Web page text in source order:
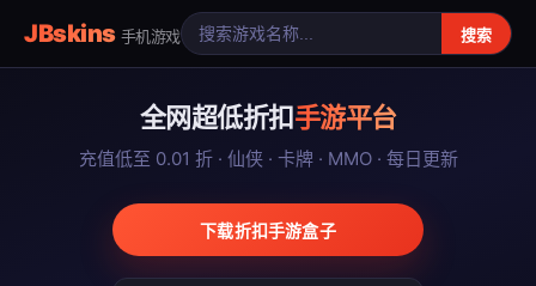
JBskins 手机游戏 搜索
全网超低折扣手游平台
充值低至 0.01 折 · 仙侠 · 卡牌 · MMO · 每日更新
下载折扣手游盒子